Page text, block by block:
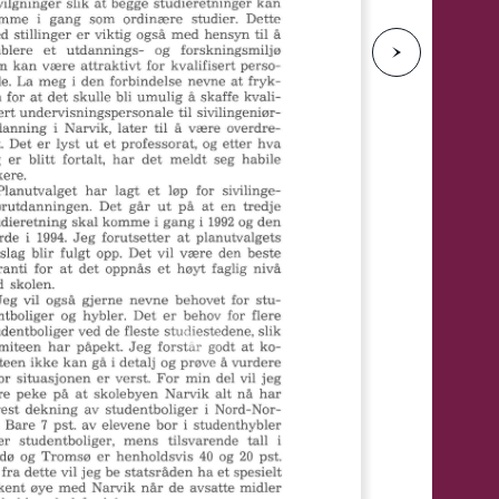
N
e
s
t
e
s
i
d
e